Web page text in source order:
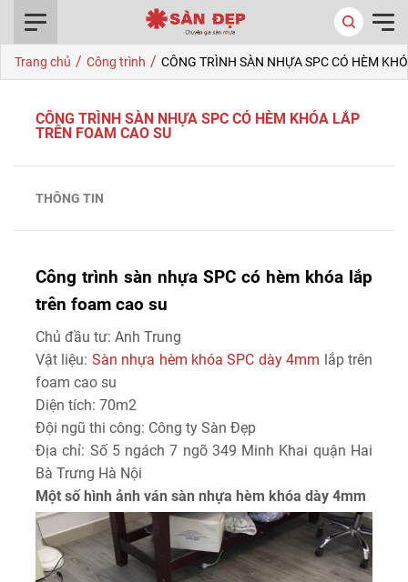
Trang chủ / Công trình / CÔNG TRÌNH SÀN NHỰA SPC CÓ HÈM
CÔNG TRÌNH SÀN NHỰA SPC CÓ HÈM KHÓA LẮP
TRÊN FOAM CAO SU
Công trình sàn nhựa SPC có hèm khóa lắp
trên foam cao su
Chủ đầu tư: Anh Trung
Vật liệu: Sàn nhựa hèm khóa SPC dày 4mm lắp trên
foam cao su
Diện tích: 70m2
Đội ngũ thi công: Công ty Sàn Đẹp
Địa chỉ: Số 5 ngách 7 ngõ 349 Minh Khai quận Hai
Bà Trưng Hà Nội
Một số hình ảnh ván sàn nhựa hèm khóa dày 4mm
THÔNG TIN